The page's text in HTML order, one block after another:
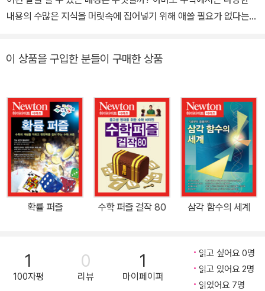
내용의 수많은 지식을 머릿속에 집어넣기 위해 애쓸 필요가 없다는
기본적인 원리와 정의를 이해하면서 논리적인 사고 능력을 갖추고 있
이해할 수 있는 분야이기도 하다. 그러면 수학에 필요한 논리적 사고
능력을 키우는 좋은 방법은 없을까…? 있다. 그중에서 대표적인 방법
의 하나가 바로 수학 퍼즐과 논리 패러독스에 대한 공부라고 생각된
다. 수학 퍼즐은 문제의 핵심을 분석하고 그 해법을 추리하는 과정을
통해 논리적인 사고 능력을 키울 수 있도록 설계된 문제를 말한다. 또
패러독스란 옳다고 여겨지는 전제나 논리로부터 납득하기 어려운 결
론이 나오는 것을 말한다. 왜 그런 결론이 나오는지를 추적해 봄으로
써 역시 논리적인 사고 능력을 배양할 수 있다. 이 책에서는 오래 전부
리고 난이도 면에서는 쉬운 문제부터 어려운 문제까지를 모두 다루었
다. 한편 분야별로는 도형·계산·확률 문제부터 논리 패러독스 등 다양
한 소재를 소개함으로써, 즐기면서 문제를 풀 수 있도록 구성했다. 제
이 상품을 구입한 분들이 구매한 상품
확률 퍼즐 수학 퍼즐 걸작 80 삼각 함수의 세계
1
100자평
0
리뷰
1
마이페이퍼
읽고 싶어요 0명
읽고 있어요 2명
읽었어요 7명